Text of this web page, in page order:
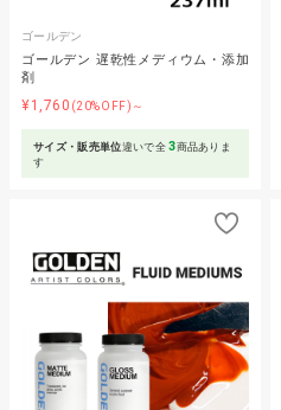
ゴールデン
ゴールデン 遅乾性メディウム・添加
剤
¥1,760 (20%OFF)～
サイズ・販売単位違いで全3商品ありま
す